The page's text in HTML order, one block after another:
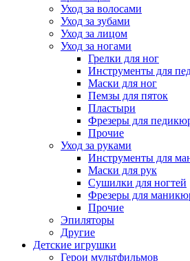
Уход за волосами
Уход за зубами
Уход за лицом
Уход за ногами
Грелки для ног
Инструменты для
Маски для ног
Пемзы для пяток
Пластыри
Фрезеры для
Прочие
Уход за руками
Инструменты для
Маски для рук
Сушилки для ногтей
Фрезеры для
Прочие
Эпиляторы
Другие
Детские игрушки
Герои мультфильмов